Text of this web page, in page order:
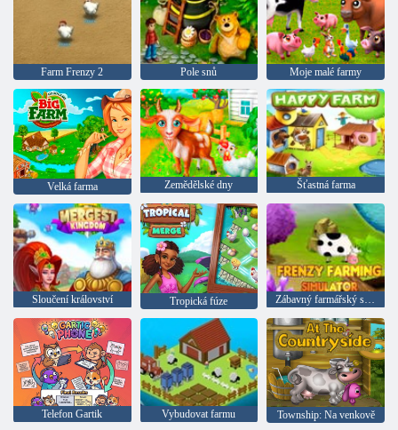
Farm Frenzy 2 Pole snů Moje malé farmy
Velká farma Zemědělské dny Šťastná farma
Sloučení království Tropická fúze Zábavný farmářský simulátor
Telefon Gartik Vybudovat farmu Township: Na venkově